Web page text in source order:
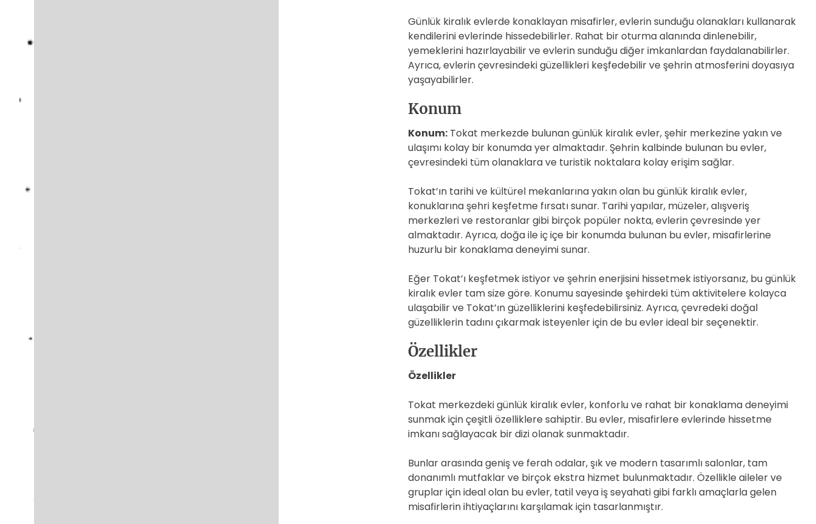
Günlük kiralık evlerde konaklayan misafirler, evlerin sunduğu olanakları kullanarak
kendilerini evlerinde hissedebilirler. Rahat bir oturma alanında dinlenebilir,
yemeklerini hazırlayabilir ve evlerin sunduğu diğer imkanlardan faydalanabilirler.
Ayrıca, evlerin çevresindeki güzellikleri keşfedebilir ve şehrin atmosferini doyasıya
yaşayabilirler.
Konum
Konum: Tokat merkezde bulunan günlük kiralık evler, şehir merkezine yakın ve
ulaşımı kolay bir konumda yer almaktadır. Şehrin kalbinde bulunan bu evler,
çevresindeki tüm olanaklara ve turistik noktalara kolay erişim sağlar.
Tokat’ın tarihi ve kültürel mekanlarına yakın olan bu günlük kiralık evler,
konuklarına şehri keşfetme fırsatı sunar. Tarihi yapılar, müzeler, alışveriş
merkezleri ve restoranlar gibi birçok popüler nokta, evlerin çevresinde yer
almaktadır. Ayrıca, doğa ile iç içe bir konumda bulunan bu evler, misafirlerine
huzurlu bir konaklama deneyimi sunar.
Eğer Tokat’ı keşfetmek istiyor ve şehrin enerjisini hissetmek istiyorsanız, bu günlük
kiralık evler tam size göre. Konumu sayesinde şehirdeki tüm aktivitelere kolayca
ulaşabilir ve Tokat’ın güzelliklerini keşfedebilirsiniz. Ayrıca, çevredeki doğal
güzelliklerin tadını çıkarmak isteyenler için de bu evler ideal bir seçenektir.
Özellikler
Özellikler
Tokat merkezdeki günlük kiralık evler, konforlu ve rahat bir konaklama deneyimi
sunmak için çeşitli özelliklere sahiptir. Bu evler, misafirlere evlerinde hissetme
imkanı sağlayacak bir dizi olanak sunmaktadır.
Bunlar arasında geniş ve ferah odalar, şık ve modern tasarımlı salonlar, tam
donanımlı mutfaklar ve birçok ekstra hizmet bulunmaktadır. Özellikle aileler ve
gruplar için ideal olan bu evler, tatil veya iş seyahati gibi farklı amaçlarla gelen
misafirlerin ihtiyaçlarını karşılamak için tasarlanmıştır.